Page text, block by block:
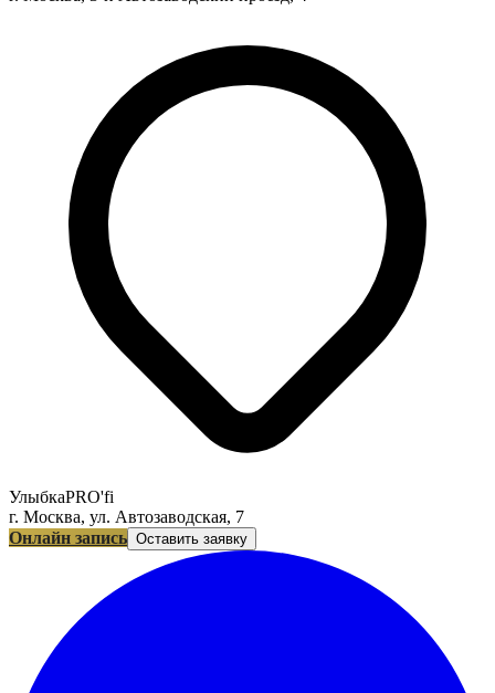
УлыбкаPRO'fi
г. Москва, ул. Автозаводская, 7
Онлайн запись Оставить заявку